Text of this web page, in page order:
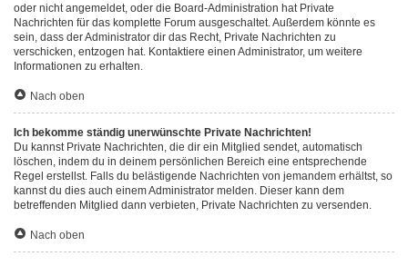
oder nicht angemeldet, oder die Board-Administration hat Private
Nachrichten für das komplette Forum ausgeschaltet. Außerdem könnte es
sein, dass der Administrator dir das Recht, Private Nachrichten zu
verschicken, entzogen hat. Kontaktiere einen Administrator, um weitere
Informationen zu erhalten.
Nach oben
Ich bekomme ständig unerwünschte Private Nachrichten!
Du kannst Private Nachrichten, die dir ein Mitglied sendet, automatisch
löschen, indem du in deinem persönlichen Bereich eine entsprechende
Regel erstellst. Falls du belästigende Nachrichten von jemandem erhältst, so
kannst du dies auch einem Administrator melden. Dieser kann dem
betreffenden Mitglied dann verbieten, Private Nachrichten zu versenden.
Nach oben